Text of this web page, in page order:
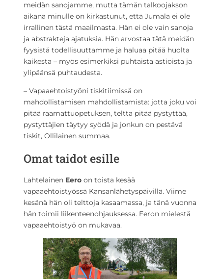
meidän sanojamme, mutta tämän talkoojakson
aikana minulle on kirkastunut, että Jumala ei ole
irrallinen tästä maailmasta. Hän ei ole vain sanoja
ja abstrakteja ajatuksia. Hän arvostaa tätä meidän
fyysistä todellisuuttamme ja haluaa pitää huolta
kaikesta – myös esimerkiksi puhtaista astioista ja
ylipäänsä puhtaudesta.
– Vapaaehtoistyöni tiskitiimissä on
mahdollistamisen mahdollistamista: jotta joku voi
pitää raamattuopetuksen, teltta pitää pystyttää,
pystyttäjien täytyy syödä ja jonkun on pestävä
tiskit, Ollilainen summaa.
Omat taidot esille
Lahtelainen Eero on toista kesää
vapaaehtoistyössä Kansanlähetyspäivillä. Viime
kesänä hän oli telttoja kasaamassa, ja tänä vuonna
hän toimii liikenteenohjauksessa. Eeron mielestä
vapaaehtoistyö on mukavaa.